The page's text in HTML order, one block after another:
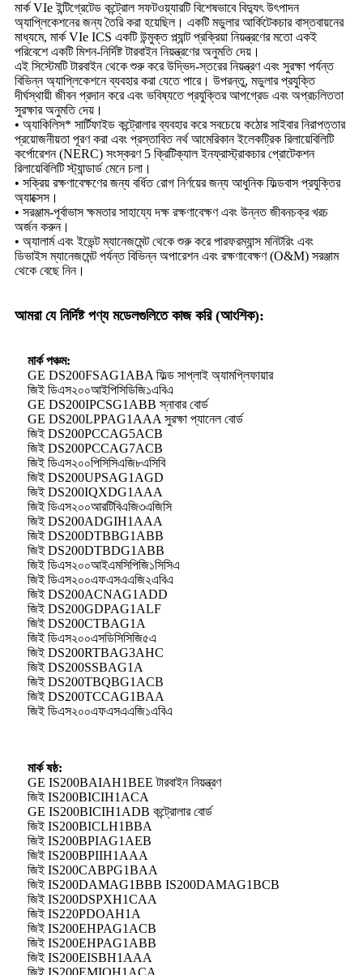
মার্ক VIe ইন্টিগ্রেটেড কন্ট্রোল সফটওয়্যারটি বিশেষভাবে বিদ্যুৎ উৎপাদন
অ্যাপ্লিকেশনের জন্য তৈরি করা হয়েছিল। একটি মডুলার আর্কিটেকচার বাস্তবায়নের
মাধ্যমে, মার্ক VIe ICS একটি উন্মুক্ত প্ল্যান্ট প্রক্রিয়া নিয়ন্ত্রণের মতো একই
পরিবেশে একটি মিশন-নির্দিষ্ট টারবাইন নিয়ন্ত্রণের অনুমতি দেয়।
এই সিস্টেমটি টারবাইন থেকে শুরু করে উদ্ভিদ-স্তরের নিয়ন্ত্রণ এবং সুরক্ষা পর্যন্ত
বিভিন্ন অ্যাপ্লিকেশনে ব্যবহার করা যেতে পারে। উপরন্তু, মডুলার প্রযুক্তি
দীর্ঘস্থায়ী জীবন প্রদান করে এবং ভবিষ্যতে প্রযুক্তির আপগ্রেড এবং অপ্রচলিততা
সুরক্ষার অনুমতি দেয়।
• অ্যাকিলিস* সার্টিফাইড কন্ট্রোলার ব্যবহার করে সবচেয়ে কঠোর সাইবার নিরাপত্তার
প্রয়োজনীয়তা পূরণ করা এবং প্রস্তাবিত নর্থ আমেরিকান ইলেকট্রিক রিলায়েবিলিটি
কর্পোরেশন (NERC) সংস্করণ 5 ক্রিটিক্যাল ইনফ্রাস্ট্রাকচার প্রোটেকশন
রিলায়েবিলিটি স্ট্যান্ডার্ড মেনে চলা।
• সক্রিয় রক্ষণাবেক্ষণের জন্য বর্ধিত রোগ নির্ণয়ের জন্য আধুনিক ফিল্ডবাস প্রযুক্তির
অ্যাক্সেস।
• সরঞ্জাম-পূর্বাভাস ক্ষমতার সাহায্যে দক্ষ রক্ষণাবেক্ষণ এবং উন্নত জীবনচক্র খরচ
অর্জন করুন।
• অ্যালার্ম এবং ইভেন্ট ম্যানেজমেন্ট থেকে শুরু করে পারফরম্যান্স মনিটরিং এবং
ডিভাইস ম্যানেজমেন্ট পর্যন্ত বিভিন্ন অপারেশন এবং রক্ষণাবেক্ষণ (O&M) সরঞ্জাম
থেকে বেছে নিন।
আমরা যে নির্দিষ্ট পণ্য মডেলগুলিতে কাজ করি (আংশিক):
মার্ক পঞ্চম:
GE DS200FSAG1ABA ফিল্ড সাপ্লাই অ্যামপ্লিফায়ার
জিই ডিএস২০০আইপিসিডিজি১এবিএ
GE DS200IPCSG1ABB স্নাবার বোর্ড
GE DS200LPPAG1AAA সুরক্ষা প্যানেল বোর্ড
জিই DS200PCCAG5ACB
জিই DS200PCCAG7ACB
জিই ডিএস২০০পিসিসিএজি৮এসিবি
জিই DS200UPSAG1AGD
জিই DS200IQXDG1AAA
জিই ডিএস২০০আরটিবিএজি৩এজিসি
জিই DS200ADGIH1AAA
জিই DS200DTBBG1ABB
জিই DS200DTBDG1ABB
জিই ডিএস২০০আইএমসিপিজি১সিসিএ
জিই ডিএস২০০এফএসএএজি২এবিএ
জিই DS200ACNAG1ADD
জিই DS200GDPAG1ALF
জিই DS200CTBAG1A
জিই ডিএস২০০এসডিসিসিজি৫এ
জিই DS200RTBAG3AHC
জিই DS200SSBAG1A
জিই DS200TBQBG1ACB
জিই DS200TCCAG1BAA
জিই ডিএস২০০এফএসএএজি১এবিএ
মার্ক ষষ্ঠ:
GE IS200BAIAH1BEE টারবাইন নিয়ন্ত্রণ
জিই IS200BICIH1ACA
GE IS200BICIH1ADB কন্ট্রোলার বোর্ড
জিই IS200BICLH1BBA
জিই IS200BPIAG1AEB
জিই IS200BPIIH1AAA
জিই IS200CABPG1BAA
জিই IS200DAMAG1BBB IS200DAMAG1BCB
জিই IS200DSPXH1CAA
জিই IS220PDOAH1A
জিই IS200EHPAG1ACB
জিই IS200EHPAG1ABB
জিই IS200EISBH1AAA